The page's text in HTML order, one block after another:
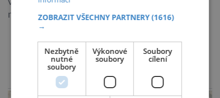
množství hrabošů. Teď pro něj malý hlodavec
může být hrozbou. Zemědělci dostali povolení
trávit hraboše plošně rozhozeným jedem. Od 5.
srpna jim to umožňuje rozhodnutí Ústředního
kontrolního a zkušebního ústavu zemědělského
(ÚKZÚZ) podřízeného ministerstvu
zemědělství. Ornitologové varují, že v ohrožení
DALŠÍ ČLÁNKY ›
reklama
ZOBRAZIT VŠECHNY PARTNERY(1616)
→
Nezbytně
nutné
soubory
Výkonové
soubory
Soubory
cílení